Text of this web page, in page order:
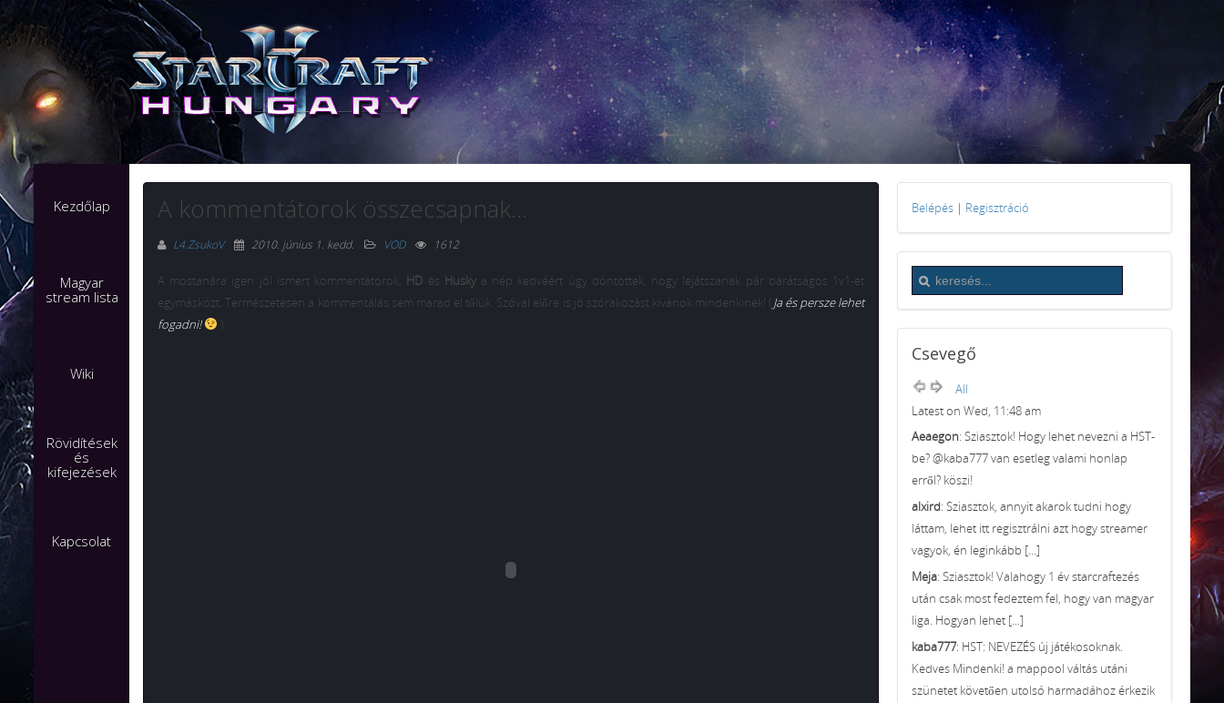
Kezdőlap
Magyar
stream lista
Wiki
Rövidítések
és
kifejezések
Kapcsolat
A kommentátorok összecsapnak…
L4.ZsukoV 2010. június 1. kedd. VOD 1612
A mostanára igen jól ismert kommentátorok, HD és Huskya nép kedvéért úgy döntöttek, hogy lejátszanak pár barátságos 1v1-et
egymásközt. Természetesen a kommentálás sem marad el tőlük. Szóval előre is jó szórakozást kívánok mindenkinek! (Ja és persze lehet
fogadni!
)
Belépés | Regisztráció
Csevegő
All
Latest on Wed, 11:48 am
Aeaegon: Sziasztok! Hogy lehet nevezni a HST-
be? @kaba777 van esetleg valami honlap
erről? köszi!
alxird: Sziasztok, annyit akarok tudni hogy
láttam, lehet itt regisztrálni azt hogy streamer
vagyok, én leginkább [...]
Meja: Sziasztok! Valahogy 1 év starcraftezés
után csak most fedeztem fel, hogy van magyar
liga. Hogyan lehet [...]
kaba777: HST: NEVEZÉS új játékosoknak.
Kedves Mindenki! a mappool váltás utáni
szünetet követően utolsó harmadához érkezik